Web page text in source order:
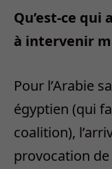
Qu’est-ce qui
à intervenir
Pour l’Arabie
égyptien (qui
coalition),
provocation de